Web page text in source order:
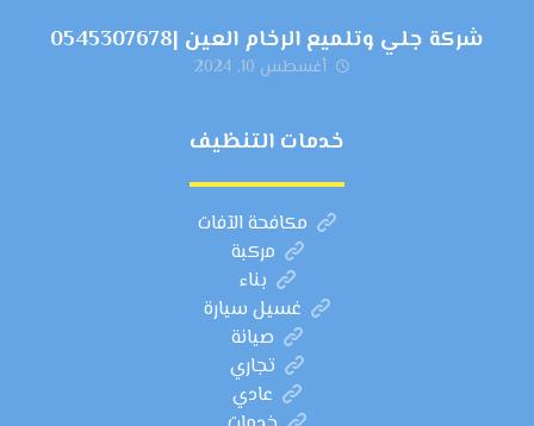
شركة جلي وتلميع الرخام العين |0545307678
أغسطس 10, 2024
خدمات التنظيف
مكافحة الآفات
مركبة
بناء
غسيل سيارة
صيانة
تجاري
عادي